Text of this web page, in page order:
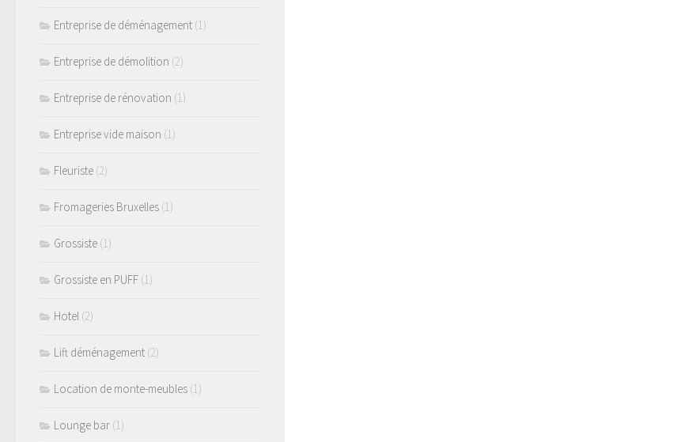
Entreprise de déménagement (1)
Entreprise de démolition (2)
Entreprise de rénovation (1)
Entreprise vide maison (1)
Fleuriste (2)
Fromageries Bruxelles (1)
Grossiste (1)
Grossiste en PUFF (1)
Hotel (2)
Lift déménagement (2)
Location de monte-meubles (1)
Lounge bar (1)